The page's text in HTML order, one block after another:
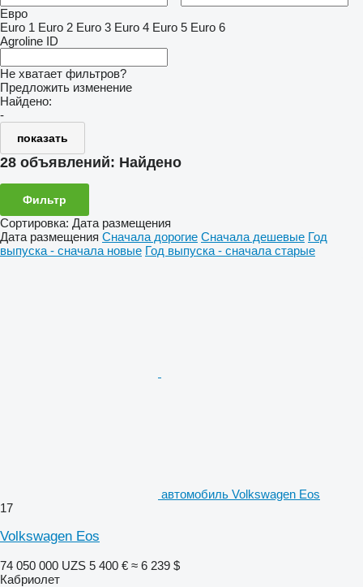
Евро
Euro 1 Euro 2 Euro 3 Euro 4 Euro 5 Euro 6
Agroline ID
Не хватает фильтров?
Предложить изменение
Найдено:
-
показать
28 объявлений: Найдено
Фильтр
Сортировка: Дата размещения
Дата размещения Сначала дорогие Сначала дешевые Год
выпуска - сначала новые Год выпуска - сначала старые
автомобиль Volkswagen Eos
17
Volkswagen Eos
74 050 000 UZS 5 400 € ≈ 6 239 $
Кабриолет